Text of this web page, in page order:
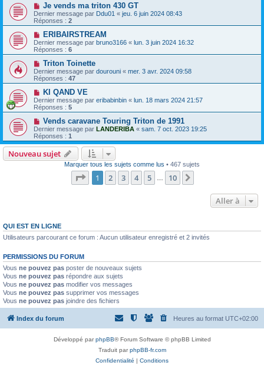
Je vends ma triton 430 GT
Dernier message par Ddu01 « jeu. 6 juin 2024 08:43
Réponses : 2
ERIBAIRSTREAM
Dernier message par bruno3166 « lun. 3 juin 2024 16:32
Réponses : 6
Triton Toinette
Dernier message par dourouni « mer. 3 avr. 2024 09:58
Réponses : 47
KI QAND VE
Dernier message par eribabinbin « lun. 18 mars 2024 21:57
Réponses : 5
Vends caravane Touring Triton de 1991
Dernier message par LANDERIBA « sam. 7 oct. 2023 19:25
Réponses : 1
Nouveau sujet
Marquer tous les sujets comme lus • 467 sujets
Page 1sur10
1 2 3 4 5 10
Aller à
QUI EST EN LIGNE
Utilisateurs parcourant ce forum : Aucun utilisateur enregistré et 2 invités
PERMISSIONS DU FORUM
Vous ne pouvez pas poster de nouveaux sujets
Vous ne pouvez pas répondre aux sujets
Vous ne pouvez pas modifier vos messages
Vous ne pouvez pas supprimer vos messages
Vous ne pouvez pas joindre des fichiers
Index du forum Heures au format UTC+02:00
Développé parphpBB® Forum Software © phpBB Limited
Traduit parphpBB-fr.com
Confidentialité | Conditions